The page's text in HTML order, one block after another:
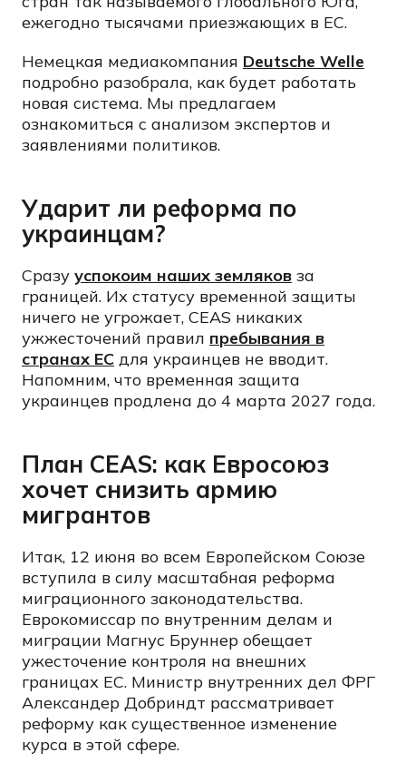
ежегодно тысячами приезжающих в ЕС.
Немецкая медиакомпания Deutsche Welle
подробно разобрала, как будет работать
новая система. Мы предлагаем
ознакомиться с анализом экспертов и
заявлениями политиков.
Ударит ли реформа по
украинцам?
Сразу успокоим наших земляков за
границей. Их статусу временной защиты
ничего не угрожает, CEAS никаких
ужжесточений правил пребывания в
странах ЕС для украинцев не вводит.
Напомним, что временная защита
украинцев продлена до 4 марта 2027 года.
План CEAS: как Евросоюз
хочет снизить армию
мигрантов
Итак, 12 июня во всем Европейском Союзе
вступила в силу масштабная реформа
миграционного законодательства.
Еврокомиссар по внутренним делам и
миграции Магнус Бруннер обещает
ужесточение контроля на внешних
границах ЕС. Министр внутренних дел ФРГ
Александер Добриндт рассматривает
реформу как существенное изменение
курса в этой сфере.